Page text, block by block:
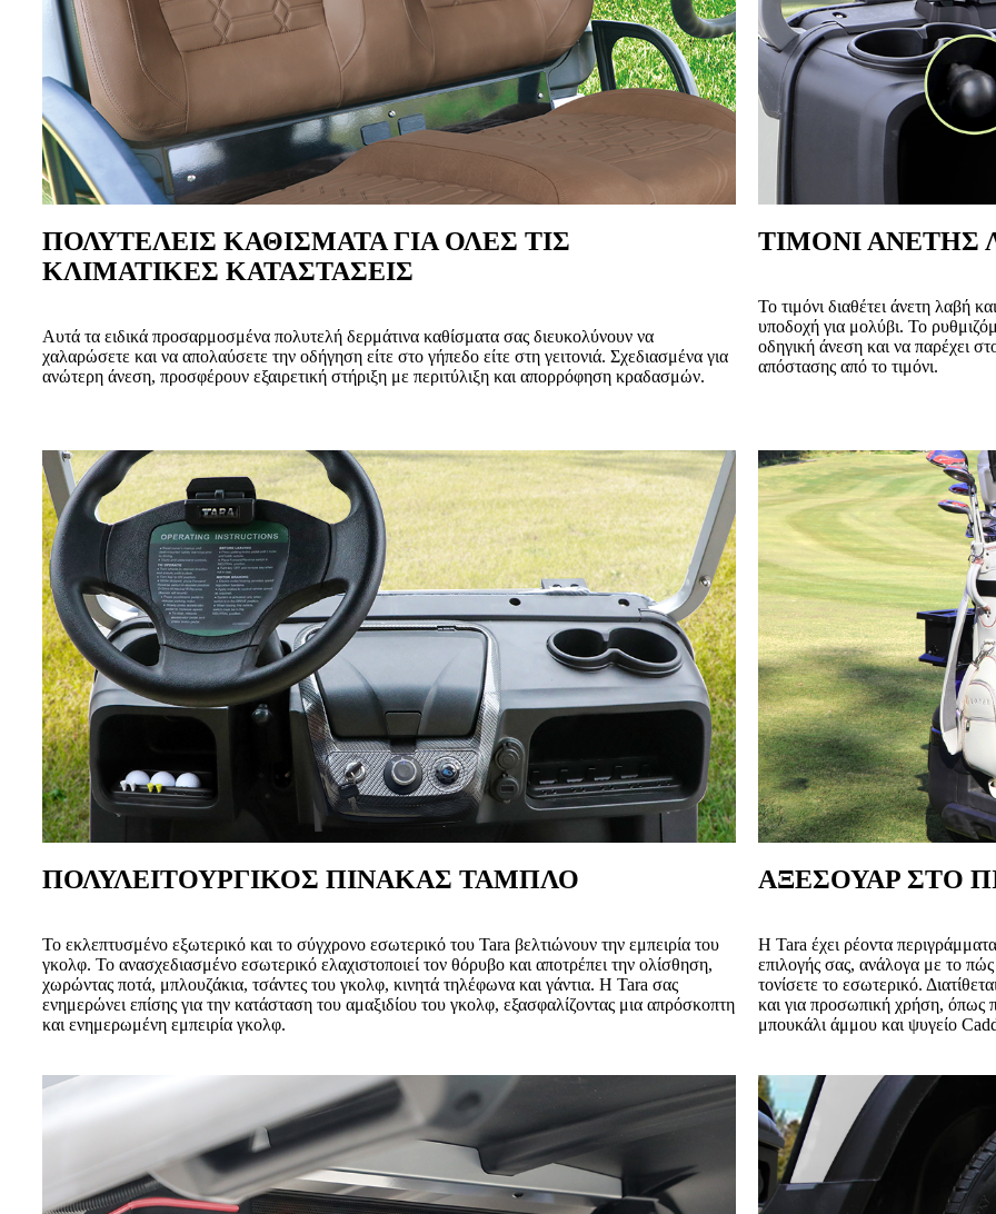
ΠΟΛΥΤΕΛΕΙΣ ΚΑΘΙΣΜΑΤΑ ΓΙΑ ΟΛΕΣ ΤΙΣ
ΚΛΙΜΑΤΙΚΕΣ ΚΑΤΑΣΤΑΣΕΙΣ
Αυτά τα ειδικά προσαρμοσμένα πολυτελή δερμάτινα καθίσματα σας διευκολύνουν να
χαλαρώσετε και να απολαύσετε την οδήγηση είτε στο γήπεδο είτε στη γειτονιά. Σχεδιασμένα για
ανώτερη άνεση, προσφέρουν εξαιρετική στήριξη με περιτύλιξη και απορρόφηση κραδασμών.
ΤΙΜΟΝΙ ΑΝΕΤΗΣ
Το τιμόνι διαθέτει άνετη λαβή
υποδοχή για μολύβι. Το
οδηγική άνεση και να παρέχει
απόστασης από το τιμόνι.
ΠΟΛΥΛΕΙΤΟΥΡΓΙΚΟΣ ΠΙΝΑΚΑΣ ΤΑΜΠΛΟ
Το εκλεπτυσμένο εξωτερικό και το σύγχρονο εσωτερικό του Tara βελτιώνουν την εμπειρία του
γκολφ. Το ανασχεδιασμένο εσωτερικό ελαχιστοποιεί τον θόρυβο και αποτρέπει την ολίσθηση,
χωρώντας ποτά, μπλουζάκια, τσάντες του γκολφ, κινητά τηλέφωνα και γάντια. Η Tara σας
ενημερώνει επίσης για την κατάσταση του αμαξιδίου του γκολφ, εξασφαλίζοντας μια απρόσκοπτη
και ενημερωμένη εμπειρία γκολφ.
ΑΞΕΣΟΥΑΡ ΣΤΟ
Η Tara έχει ρέοντα
επιλογής σας, ανάλογα με το
τονίσετε το εσωτερικό.
και για προσωπική χρήση, όπως
μπουκάλι άμμου και ψυγείο